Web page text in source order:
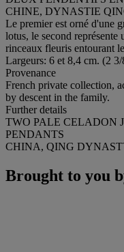
CHINE, DYNASTIE
Le premier est orné d'une
lotus, le second représente
rinceaux fleuris entourant
Largeurs: 6 et 8,4 cm. (2
Provenance
French private collection,
by descent in the family.
Further details
TWO PALE CELADON
PENDANTS
CHINA, QING
Brought to you